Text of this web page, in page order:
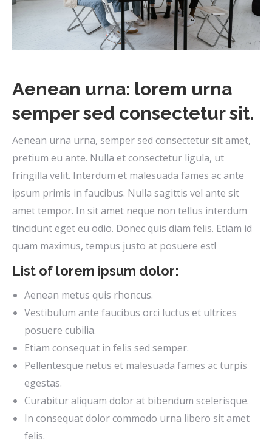
Aenean urna: lorem urna
semper sed consectetur sit.
Aenean urna urna, semper sed consectetur sit amet,
pretium eu ante. Nulla et consectetur ligula, ut
fringilla velit. Interdum et malesuada fames ac ante
ipsum primis in faucibus. Nulla sagittis vel ante sit
amet tempor. In sit amet neque non tellus interdum
tincidunt eget eu odio. Donec quis diam felis. Etiam id
quam maximus, tempus justo at posuere est!
List of lorem ipsum dolor:
Aenean metus quis rhoncus.
Vestibulum ante faucibus orci luctus et ultrices
posuere cubilia.
Etiam consequat in felis sed semper.
Pellentesque netus et malesuada fames ac turpis
egestas.
Curabitur aliquam dolor at bibendum scelerisque.
In consequat dolor commodo urna libero sit amet
felis.